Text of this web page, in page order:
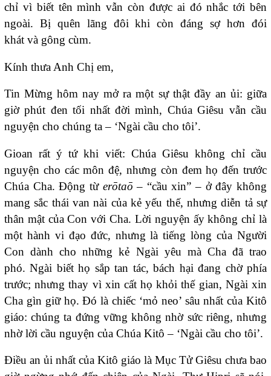
chỉ vì biết tên mình vẫn còn được ai đó nhắc tới bên
ngoài. Bị quên lãng đôi khi còn đáng sợ hơn đói
khát và gông cùm.
Kính thưa Anh Chị em,
Tin Mừng hôm nay mở ra một sự thật đầy an ủi: giữa
giờ phút đen tối nhất đời mình, Chúa Giêsu vẫn cầu
nguyện cho chúng ta – ‘Ngài cầu cho tôi’.
Gioan rất ý tứ khi viết: Chúa Giêsu không chỉ cầu
nguyện cho các môn đệ, nhưng còn đem họ đến trước
Chúa Cha. Động từ erōtaō – “cầu xin” – ở đây không
mang sắc thái van nài của kẻ yếu thế, nhưng diễn tả sự
thân mật của Con với Cha. Lời nguyện ấy không chỉ là
một hành vi đạo đức, nhưng là tiếng lòng của Người
Con dành cho những kẻ Ngài yêu mà Cha đã trao
phó. Ngài biết họ sắp tan tác, bách hại đang chờ phía
trước; nhưng thay vì xin cất họ khỏi thế gian, Ngài xin
Cha gìn giữ họ. Đó là chiếc ‘mỏ neo’ sâu nhất của Kitô
giáo: chúng ta đứng vững không nhờ sức riêng, nhưng
nhờ lời cầu nguyện của Chúa Kitô – ‘Ngài cầu cho tôi’.
Điều an ủi nhất của Kitô giáo là Mục Tử Giêsu chưa bao